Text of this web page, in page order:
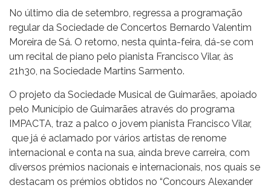
No último dia de setembro, regressa a programação
regular da Sociedade de Concertos Bernardo Valentim
Moreira de Sá. O retorno, nesta quinta-feira, dá-se com
um recital de piano pelo pianista Francisco Vilar, às
21h30, na Sociedade Martins Sarmento.
O projeto da Sociedade Musical de Guimarães, apoiado
pelo Município de Guimarães através do programa
IMPACTA, traz a palco o jovem pianista Francisco Vilar,
que já é aclamado por vários artistas de renome
internacional e conta na sua, ainda breve carreira, com
diversos prémios nacionais e internacionais, nos quais se
destacam os prémios obtidos no “Concours Alexander